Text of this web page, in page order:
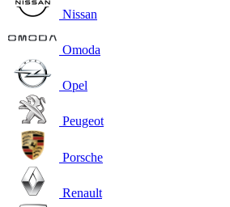
Nissan
Omoda
Opel
Peugeot
Porsche
Renault